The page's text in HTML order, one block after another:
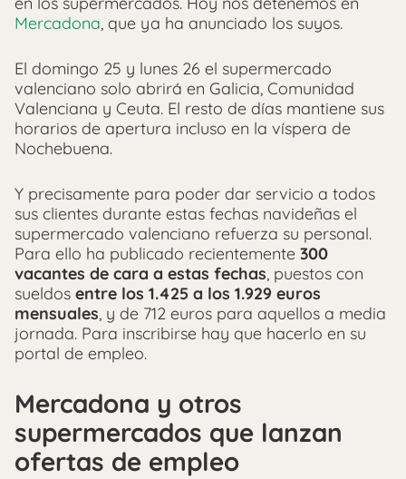
Mercadona, que ya ha anunciado los suyos.
El domingo 25 y lunes 26 el supermercado
valenciano solo abrirá en Galicia, Comunidad
Valenciana y Ceuta. El resto de días mantiene sus
horarios de apertura incluso en la víspera de
Nochebuena.
Y precisamente para poder dar servicio a todos
sus clientes durante estas fechas navideñas el
supermercado valenciano refuerza su personal.
Para ello ha publicado recientemente 300
vacantes de cara a estas fechas, puestos con
sueldos entre los 1.425 a los 1.929 euros
mensuales, y de 712 euros para aquellos a media
jornada. Para inscribirse hay que hacerlo en su
portal de empleo.
Mercadona y otros
supermercados que lanzan
ofertas de empleo